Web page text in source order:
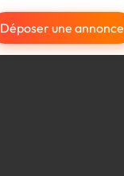
Déposer une annonce